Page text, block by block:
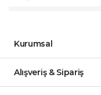
Kurumsal
Alışveriş & Sipariş